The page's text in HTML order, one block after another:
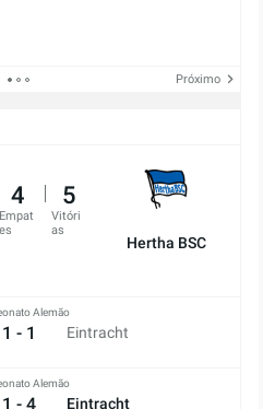
Próximo
4
Empat
es
5
Vitóri
as
Hertha BSC
Alemão
1 - 1 Eintracht
Alemão
1 - 4 Eintracht